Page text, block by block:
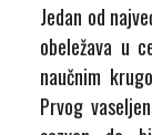
Jedan od
obeležava u
naučnim
Prvog